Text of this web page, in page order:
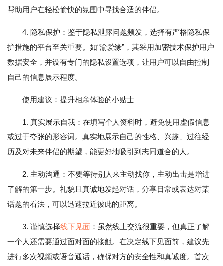
帮助用户在轻松愉快的氛围中寻找合适的伴侣。
4. 隐私保护：鉴于隐私泄露问题频发，选择有严格隐私保
护措施的平台至关重要。如“渝爱缘”，其采用加密技术保护用户
数据安全，并设有专门的隐私设置选项，让用户可以自由控制
自己的信息展示程度。
使用建议：提升相亲体验的小贴士
1. 真实展示自我：在填写个人资料时，避免使用虚假信息
或过于夸张的形容词。真实地展示自己的性格、兴趣、过往经
历及对未来伴侣的期望，能更好地吸引到志同道合的人。
2. 主动沟通：不要等待别人来主动找你，主动出击是增进
了解的第一步。礼貌且真诚地发起对话，分享日常或表达对某
话题的看法，可以迅速拉近彼此的距离。
3. 谨慎选择线下见面 ：虽然线上交流很重要，但真正了解
一个人还需要通过面对面的接触。在决定线下见面前，建议先
进行多次视频或语音通话，确保对方的安全性和真诚度。首次